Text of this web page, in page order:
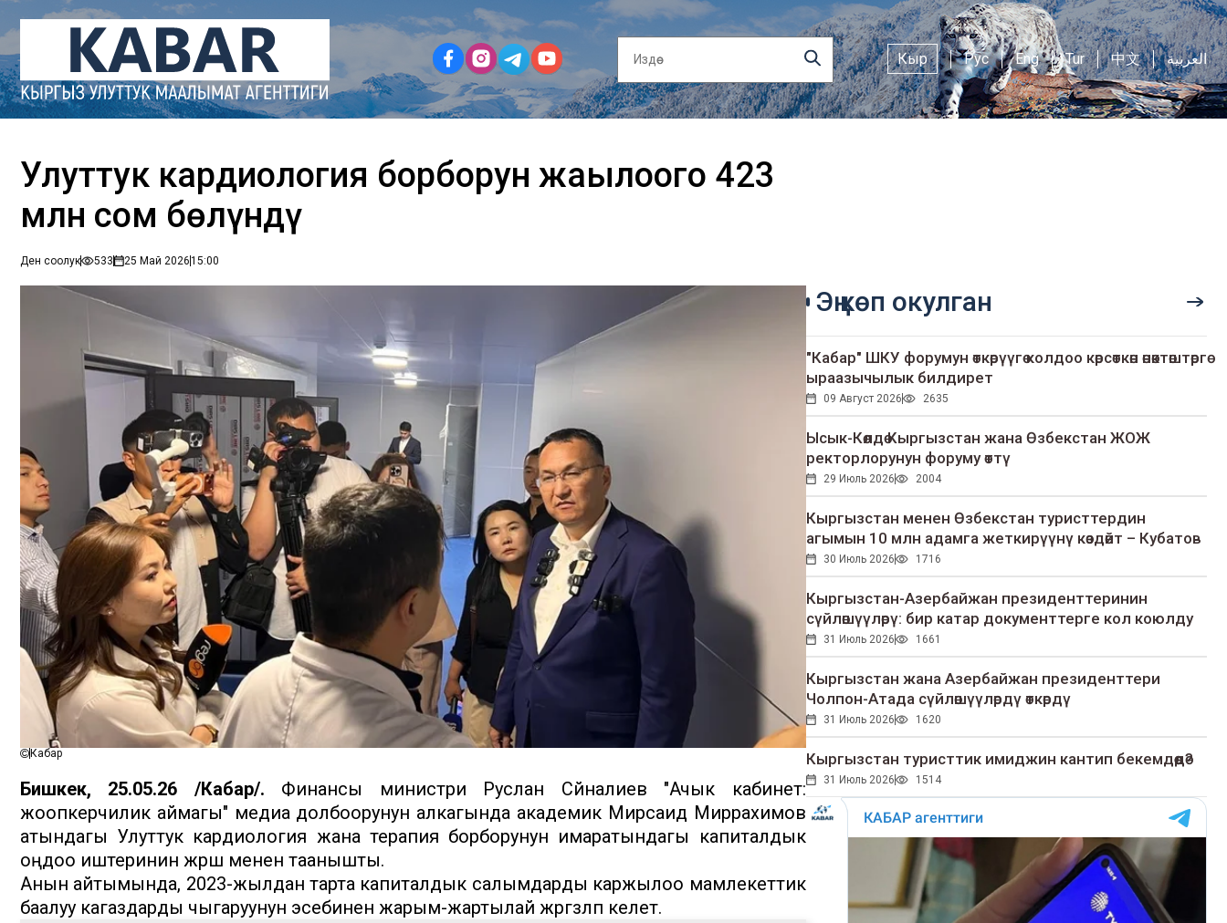
Кыр Рус Eng Tur 中文 العربية
Улуттук кардиология борборун жаңылоого 423
млн сом бөлүндү
Ден соолук 533 25 Май 202615:00
Кабар
Бишкек, 25.05.26 /Кабар/. Финансы министри Руслан Сүйналиев "Ачык кабинет:
жоопкерчилик аймагы" медиа долбоорунун алкагында академик Мирсаид Миррахимов
атындагы Улуттук кардиология жана терапия борборунун имаратындагы капиталдык
оңдоо иштеринин жүрүшү менен таанышты.
Анын айтымында, 2023-жылдан тарта капиталдык салымдарды каржылоо мамлекеттик
баалуу кагаздарды чыгаруунун эсебинен жарым-жартылай жүргүзүлүп келет.
Эң көп окулган
"Кабар" ШКУ форумун өткөрүүгө колдоо көрсөткөн өнөктөштөргө
ыраазычылык билдирет
09 Август 2026 2635
Ысык-Көлдө Кыргызстан жана Өзбекстан ЖОЖ
ректорлорунун форуму өттү
29 Июль 2026 2004
Кыргызстан менен Өзбекстан туристтердин
агымын 10 млн адамга жеткирүүнү көздөйт – Кубатов
30 Июль 2026 1716
Кыргызстан-Азербайжан президенттеринин
сүйлөшүүлөрү: бир катар документтерге кол коюлду
31 Июль 2026 1661
Кыргызстан жана Азербайжан президенттери
Чолпон-Атада сүйлөшүүлөрдү өткөрдү
31 Июль 2026 1620
Кыргызстан туристтик имиджин кантип бекемдөөдө?
31 Июль 2026 1514